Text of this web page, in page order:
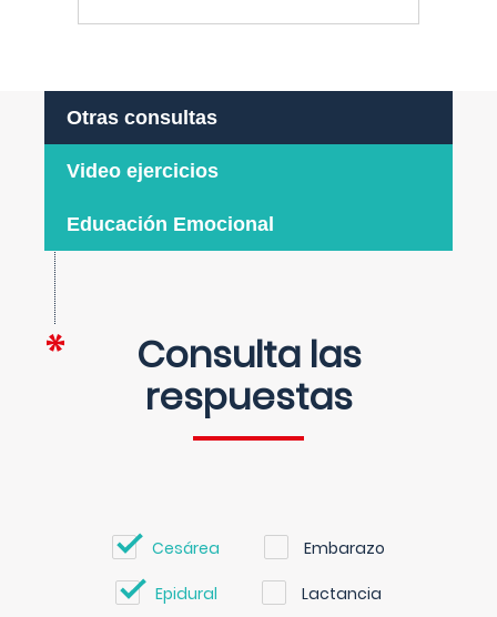
Otras consultas
Video ejercicios
Educación Emocional
Consulta las
respuestas
Cesárea Embarazo
Epidural Lactancia